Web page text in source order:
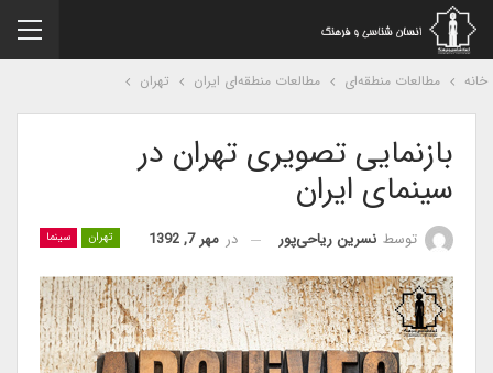
مطالعات منطقه‌ای مطالعات منطقه‌ای ایران تهران
بازنمایی تصویری تهران در
سینمای ایران
تهران سینما توسطنسرین ریاحی‌پور درمهر 7, 1392